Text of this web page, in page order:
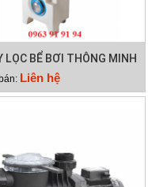
LỌC BỂ BƠI THÔNG MINH
PK 8029
Liên hệ